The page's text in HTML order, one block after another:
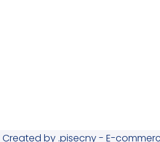
Created by .pisecny - E-